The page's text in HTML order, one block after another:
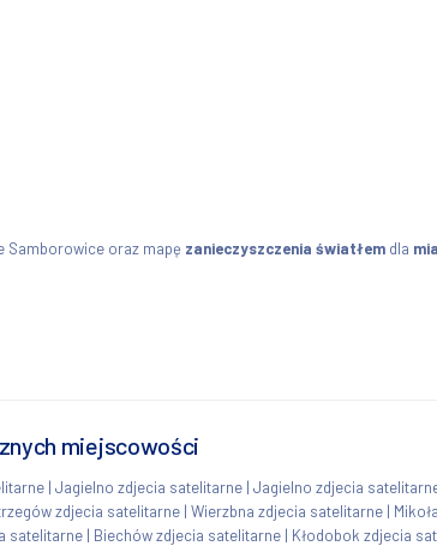
Samborowice oraz mapę zanieczyszczenia światłem dla
miejscowości
| Jagielno zdjecia satelitarne | Jagielno zdjecia
zdjecia satelitarne | Wierzbna zdjecia satelitarne |
satelitarne | Biechów zdjecia satelitarne | Kłodobok zdjecia